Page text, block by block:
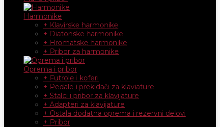
Harmonike
+ Klavirske harmonike
+ Diatonske harmonike
+ Hromatske harmonike
+ Pribor za harmonike
Oprema i pribor
+ Futrole i koferi
+ Pedale i prekidači za klaviature
+ Stalci i pribor za klavijature
+ Adapteri za klavijature
+ Ostala dodatna oprema i rezervni delovi
+ Pribor